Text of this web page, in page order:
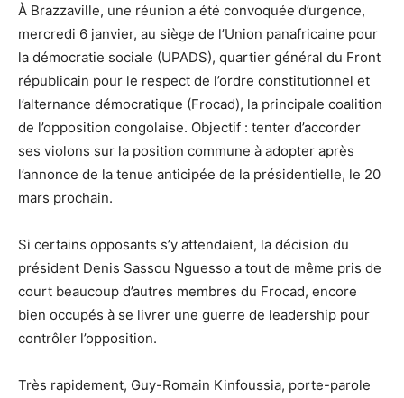
À Brazzaville, une réunion a été convoquée d’urgence,
mercredi 6 janvier, au siège de l’Union panafricaine pour
la démocratie sociale (UPADS), quartier général du Front
républicain pour le respect de l’ordre constitutionnel et
l’alternance démocratique (Frocad), la principale coalition
de l’opposition congolaise. Objectif : tenter d’accorder
ses violons sur la position commune à adopter après
l’annonce de la tenue anticipée de la présidentielle, le 20
mars prochain.
Si certains opposants s’y attendaient, la décision du
président Denis Sassou Nguesso a tout de même pris de
court beaucoup d’autres membres du Frocad, encore
bien occupés à se livrer une guerre de leadership pour
contrôler l’opposition.
Très rapidement, Guy-Romain Kinfoussia, porte-parole